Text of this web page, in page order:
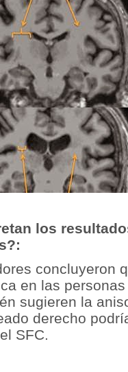
los
concluyeron
en las
sugieren la
derecho
SFC.